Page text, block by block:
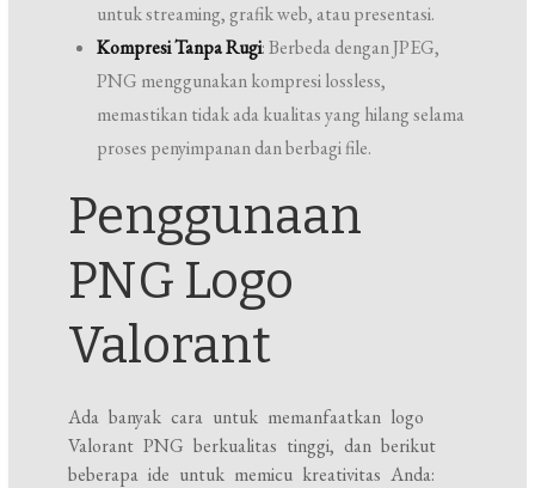
untuk streaming, grafik web, atau presentasi.
Kompresi Tanpa Rugi: Berbeda dengan JPEG,
PNG menggunakan kompresi lossless,
memastikan tidak ada kualitas yang hilang selama
proses penyimpanan dan berbagi file.
Penggunaan
PNG Logo
Valorant
Ada banyak cara untuk memanfaatkan logo
Valorant PNG berkualitas tinggi, dan berikut
beberapa ide untuk memicu kreativitas Anda: